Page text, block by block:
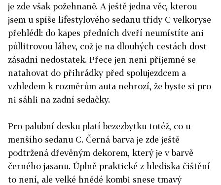
je zde však požehnaně. A ještě jedna věc, kterou
jsem u spíše lifestylového sedanu třídy C velkoryse
přehlédl: do kapes předních dveří neumístíte ani
půllitrovou láhev, což je na dlouhých cestách dost
zásadní nedostatek. Přece jen není příjemné se
natahovat do přihrádky před spolujezdcem a
vzhledem k rozměrům auta nehrozí, že byste si pro
ni sáhli na zadní sedačky.
Pro palubní desku platí bezezbytku totéž, co u
menšího sedanu C. Černá barva je zde ještě
podtržená dřevěným dekorem, který je v barvě
černého jasanu. Úplně praktické z hlediska čištění
to není, ale velké hnědé kombi snese tmavý